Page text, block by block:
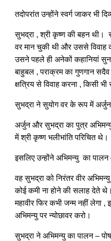
तदोपरांत उन्होंने स्वर्ग जाकर भी
सुभद्रा , श्री कृष्ण की बहन थी।
वर मान चुकी थी और उससे विवाह
उसने पहले ही अनेकों कहानियां
बाहुबल , पराक्रम का गुणगान
क्षत्रिय से विवाह करना , किसी
सुभद्रा ने सुयोग वर के रूप में
अर्जुन और सुभद्रा का पुत्र
में श्री कृष्ण भलीभांति परिचित थे।
इसलिए उन्होंने अभिमन्यु का
वह सुभद्रा को निरंतर वीर
कोई कमी ना होने की सलाह देते
महावीर फिर कभी जन्म नहीं लेगा
अभिमन्यु पर न्योछावर करो।
सुभद्रा ने अभिमन्यु का पालन –